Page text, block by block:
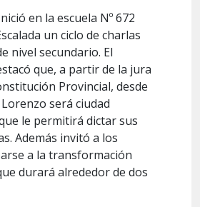
en la escuela Nº 672
un ciclo de charlas
nivel secundario. El
que, a partir de la jura
Provincial, desde
será ciudad
le permitirá dictar sus
Además invitó a los
a la transformación
durará alrededor de dos